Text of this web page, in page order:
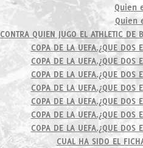
Quien
Quien
CONTRA QUIEN JUGO EL ATHLETIC
COPA DE LA UEFA.¿QUE DOS
COPA DE LA UEFA.¿QUE DOS
COPA DE LA UEFA.¿QUE DOS
COPA DE LA UEFA.¿QUE DOS
COPA DE LA UEFA.¿QUE DOS
COPA DE LA UEFA.¿QUE DOS
COPA DE LA UEFA.¿QUE DOS
CUAL HA SIDO EL